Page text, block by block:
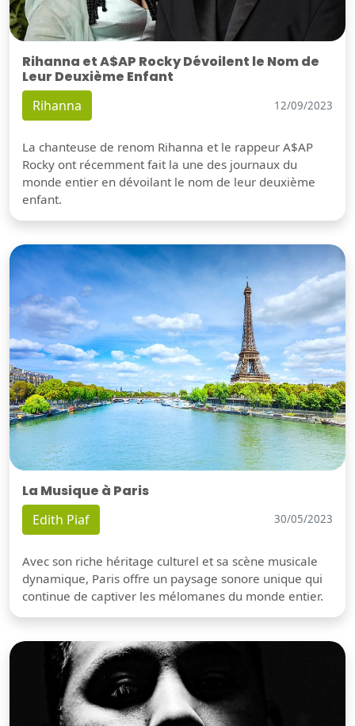
Rihanna et A$AP Rocky Dévoilent le Nom de
Leur Deuxième Enfant
Rihanna 12/09/2023
La chanteuse de renom Rihanna et le rappeur A$AP
Rocky ont récemment fait la une des journaux du
monde entier en dévoilant le nom de leur deuxième
enfant.
La Musique à Paris
Edith Piaf 30/05/2023
Avec son riche héritage culturel et sa scène musicale
dynamique, Paris offre un paysage sonore unique qui
continue de captiver les mélomanes du monde entier.